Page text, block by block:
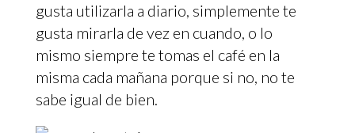
gusta utilizarla a diario, simplemente te
gusta mirarla de vez en cuando, o lo
mismo siempre te tomas el café en la
misma cada mañana porque si no, no te
sabe igual de bien.